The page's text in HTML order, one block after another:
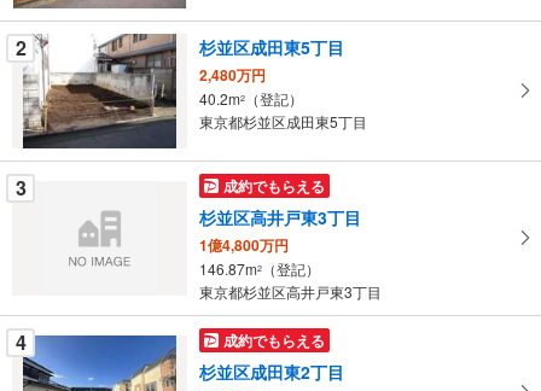
条
件
を
マ
イ
ペ
ー
す
る
2 杉並区成田東5丁目
2,480万円
40.2m2
（登記）
東京都杉並区成田東5丁目
3 成約でもらえる
杉並区高井戸東3丁目
1億4,800万円
146.87m2
（登記）
東京都杉並区高井戸東3丁目
4 成約でもらえる
杉並区成田東2丁目